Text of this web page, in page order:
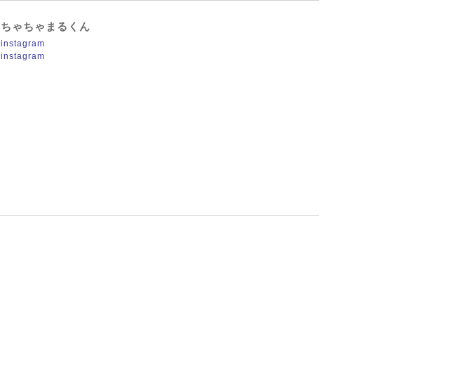
ちゃちゃまるくん
instagram
instagram